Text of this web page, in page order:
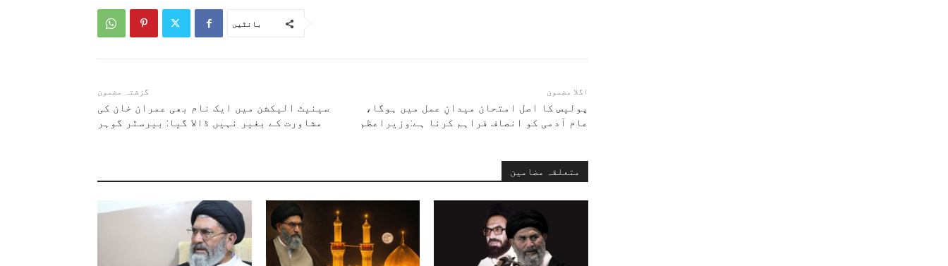
بانٹیں
گزشتہ مضمون
سینیٹ الیکشن میں ایک نام بھی عمران خان کی
مشاورت کے بغیر نہیں ڈالا گیا: بیرسٹر گوہر
اگلا مضمون
پولیس کا اصل امتحان میدانِ عمل میں ہوگا،
عام آدمی کو انصاف فراہم کرنا ہے:وزیراعظم
متعلقہ مضامین